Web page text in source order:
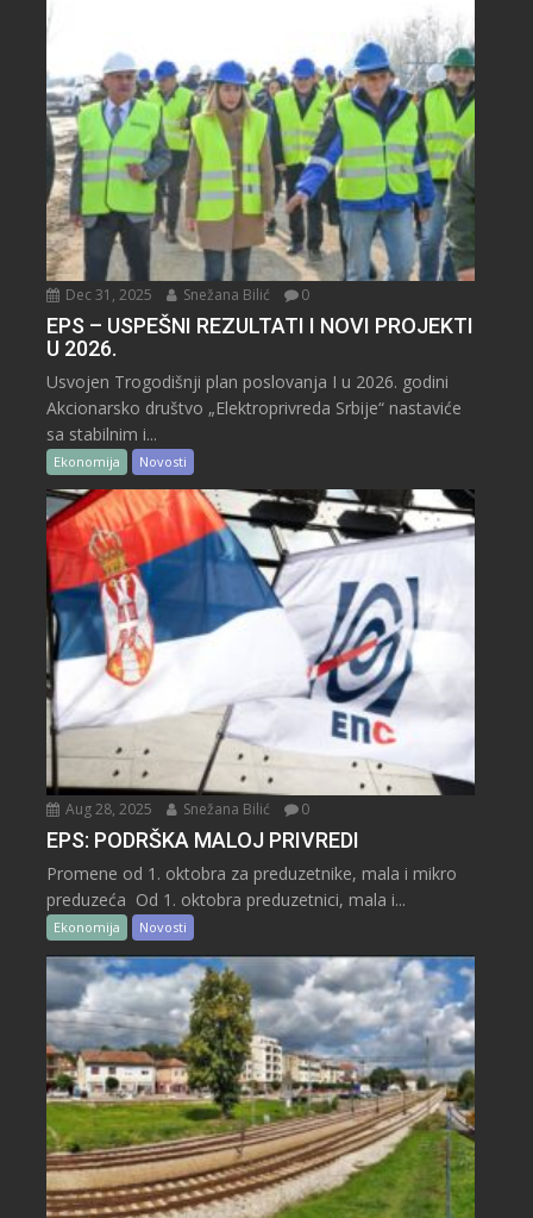
Dec 31, 2025 Snežana Bilić 0
EPS – USPEŠNI REZULTATI I NOVI PROJEKTI
U 2026.
Usvojen Trogodišnji plan poslovanja I u 2026. godini
Akcionarsko društvo „Elektroprivreda Srbije“ nastaviće
sa stabilnim i...
Ekonomija Novosti
Aug 28, 2025 Snežana Bilić 0
EPS: PODRŠKA MALOJ PRIVREDI
Promene od 1. oktobra za preduzetnike, mala i mikro
preduzeća Od 1. oktobra preduzetnici, mala i...
Ekonomija Novosti